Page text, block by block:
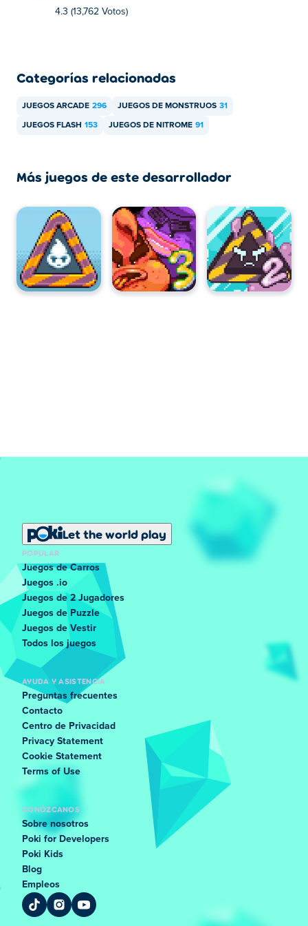
4.3 (13,762 Votos)
Categorías relacionadas
JUEGOS ARCADE 296 JUEGOS DE MONSTRUOS 31
JUEGOS FLASH 153 JUEGOS DE NITROME 91
Más juegos de este desarrollador
Let the world play
POPULAR
Juegos de Carros
Juegos .io
Juegos de 2 Jugadores
Juegos de Puzzle
Juegos de Vestir
Todos los juegos
AYUDA Y ASISTENCIA
Preguntas frecuentes
Contacto
Centro de Privacidad
Privacy Statement
Cookie Statement
Terms of Use
CONÓZCANOS
Sobre nosotros
Poki for Developers
Poki Kids
Blog
Empleos